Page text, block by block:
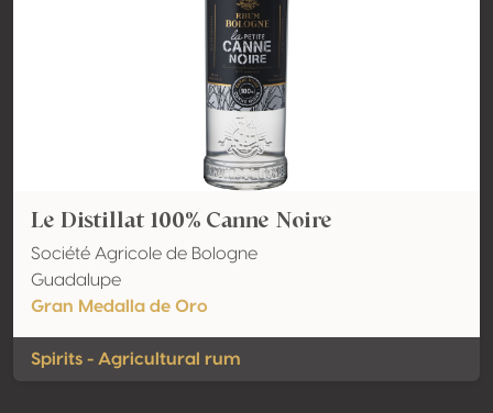
Le Distillat 100% Canne Noire
Société Agricole de Bologne
Guadalupe
Gran Medalla de Oro
Spirits - Agricultural rum